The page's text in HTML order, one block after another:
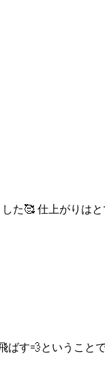
た🥰 仕上がりは
す💨というこ